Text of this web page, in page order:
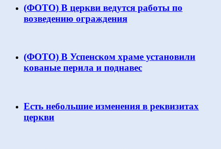
(ФОТО) В церкви ведутся работы по
возведению ограждения
(ФОТО) В Успенском храме установили
кованые перила и поднавес
Есть небольшие изменения в реквизитах
церкви